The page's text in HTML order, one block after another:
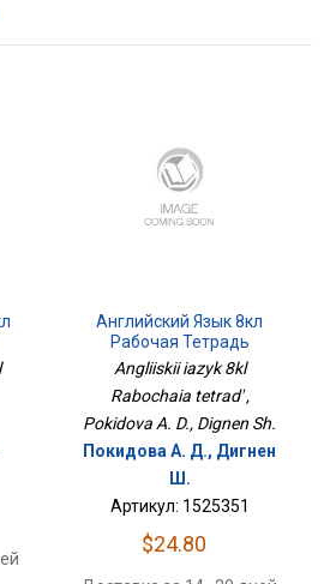
Английский Язык 8кл
Рабочая Тетрадь
Angliiskii iazyk 8kl
Rabochaia tetrad' ,
Pokidova A. D., Dignen Sh.
Покидова А. Д., Дигнен
Ш.
Артикул: 1525351
$24.80